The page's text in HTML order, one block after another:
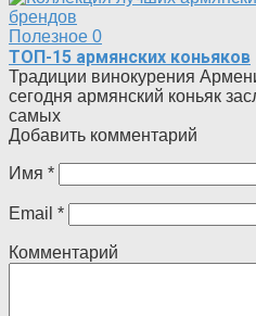
Полезное 0
ТОП-15 армянских коньяков
Традиции винокурения
сегодня армянский коньяк
самых
Добавить комментарий
Имя *
Email *
Комментарий